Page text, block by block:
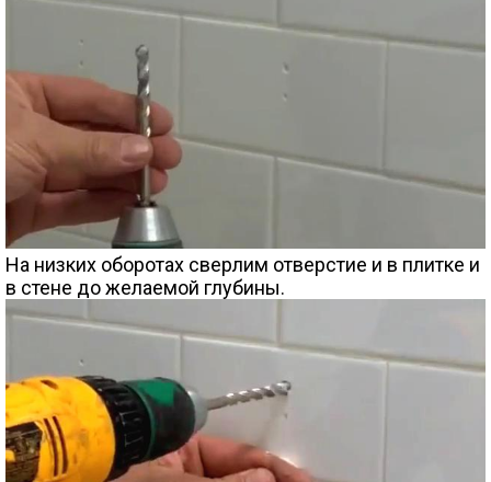
На низких оборотах сверлим отверстие и в плитке и
в стене до желаемой глубины.